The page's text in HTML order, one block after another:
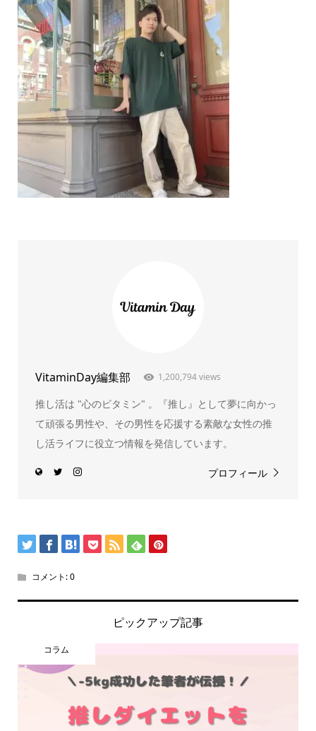
VitaminDay編集部 1,200,794 views
推し活は "心のビタミン" 。『推し』として夢に向かっ
て頑張る男性や、その男性を応援する素敵な女性の推
し活ライフに役立つ情報を発信しています。
プロフィール
コメント:0
ピックアップ記事
コラム